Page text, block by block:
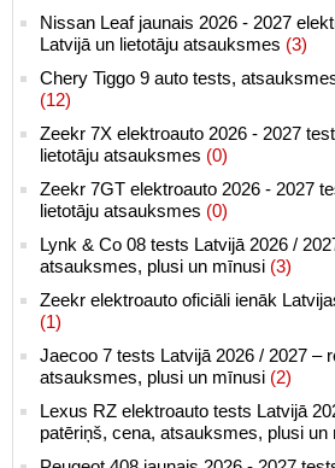
Nissan Leaf jaunais 2026 - 2027
Latvijā un lietotāju atsauksmes (3)
Chery Tiggo 9 auto tests,
(12)
Zeekr 7X elektroauto 2026 - 2027
lietotāju atsauksmes (0)
Zeekr 7GT elektroauto 2026 - 2027
lietotāju atsauksmes (0)
Lynk & Co 08 tests Latvijā 2026 /
atsauksmes, plusi un mīnusi (3)
Zeekr elektroauto oficiāli ienāk
(1)
Jaecoo 7 tests Latvijā 2026 / 2027 –
atsauksmes, plusi un mīnusi (2)
Lexus RZ elektroauto tests Latvijā
patēriņš, cena, atsauksmes, plusi un